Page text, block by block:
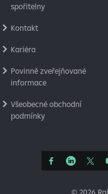
spořitelny
Kontakt
Kariéra
Povinně zveřejňované
informace
Všeobecné obchodní
podmínky
© 2026